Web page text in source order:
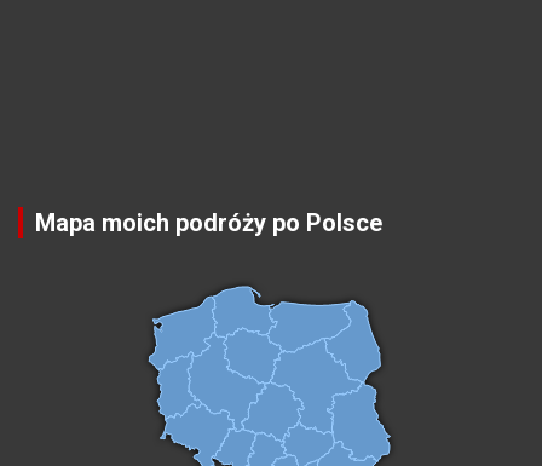
Mapa moich podróży po Polsce